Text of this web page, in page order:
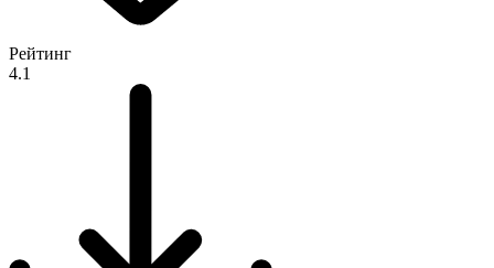
Рейтинг
4.1